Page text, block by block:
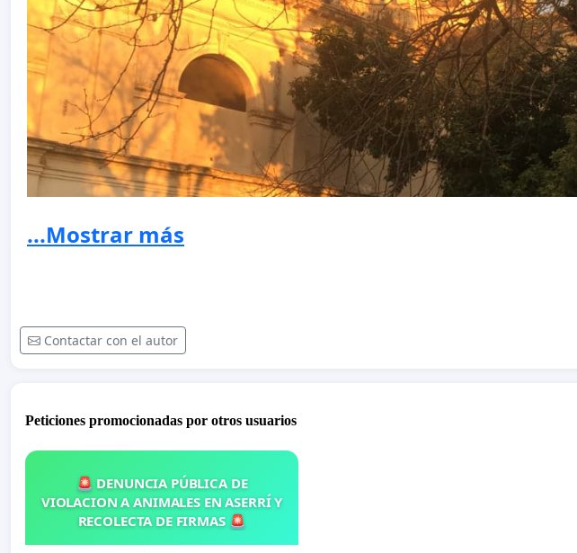
...Mostrar más
Contactar con el autor
Peticiones promocionadas por otros usuarios
🚨 DENUNCIA PÚBLICA DE
VIOLACION A ANIMALES EN ASERRÍ Y
RECOLECTA DE FIRMAS 🚨